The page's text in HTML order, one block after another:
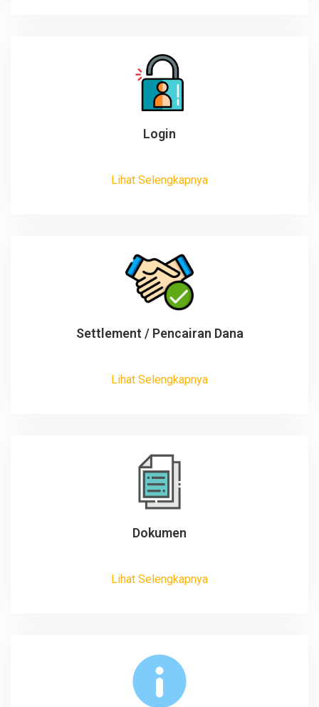
Login
Lihat Selengkapnya
Settlement / Pencairan Dana
Lihat Selengkapnya
Dokumen
Lihat Selengkapnya